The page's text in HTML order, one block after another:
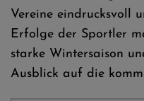
Vereine eindrucksvoll
Erfolge der Sportler
starke Wintersaison
Ausblick auf die